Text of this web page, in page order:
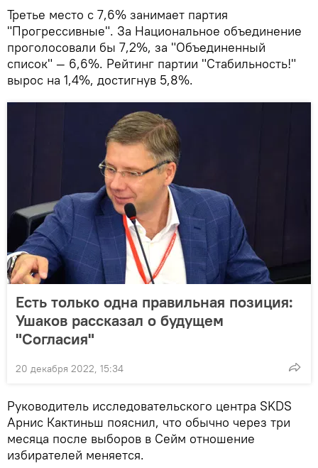
Третье место с 7,6% занимает партия
"Прогрессивные". За Национальное объединение
проголосовали бы 7,2%, за "Объединенный
список" — 6,6%. Рейтинг партии "Стабильность!"
вырос на 1,4%, достигнув 5,8%.
Есть только одна правильная позиция:
Ушаков рассказал о будущем
"Согласия"
20 декабря 2022, 15:34
Руководитель исследовательского центра SKDS
Арнис Кактиньш пояснил, что обычно через три
месяца после выборов в Сейм отношение
избирателей меняется.